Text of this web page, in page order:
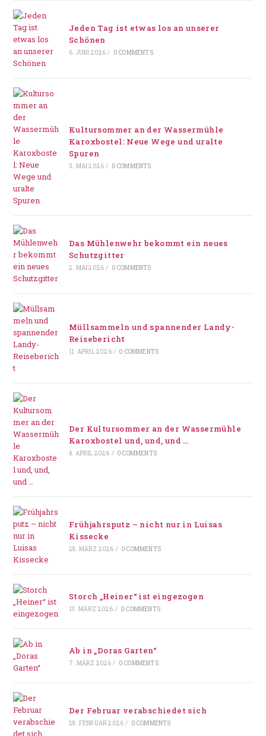
Jeden Tag ist etwas los an unserer
Schönen
6. JUNI 2026 / 0 COMMENTS
Kultursommer an der Wassermühle
Karoxbostel: Neue Wege und uralte
Spuren
3. MAI 2026 / 0 COMMENTS
Das Mühlenwehr bekommt ein neues
Schutzgitter
2. MAI 2026 / 0 COMMENTS
Müllsammeln und spannender Landy-
Reisebericht
11. APRIL 2026 / 0 COMMENTS
Der Kultursommer an der Wassermühle
Karoxbostel und, und, und …
4. APRIL 2026 / 0 COMMENTS
Frühjahrsputz – nicht nur in Luisas
Kissecke
28. MÄRZ 2026 / 0 COMMENTS
Storch „Heiner“ ist eingezogen
13. MÄRZ 2026 / 0 COMMENTS
Ab in „Doras Garten“
7. MÄRZ 2026 / 0 COMMENTS
Der Februar verabschiedet sich
28. FEBRUAR 2026 / 0 COMMENTS